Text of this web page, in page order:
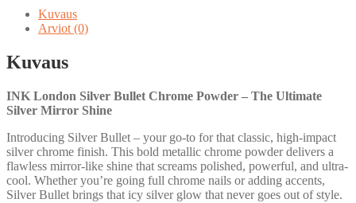
Kuvaus
Arviot (0)
Kuvaus
INK London Silver Bullet Chrome Powder – The Ultimate
Silver Mirror Shine
Introducing Silver Bullet – your go-to for that classic, high-impact
silver chrome finish. This bold metallic chrome powder delivers a
flawless mirror-like shine that screams polished, powerful, and ultra-
cool. Whether you’re going full chrome nails or adding accents,
Silver Bullet brings that icy silver glow that never goes out of style.